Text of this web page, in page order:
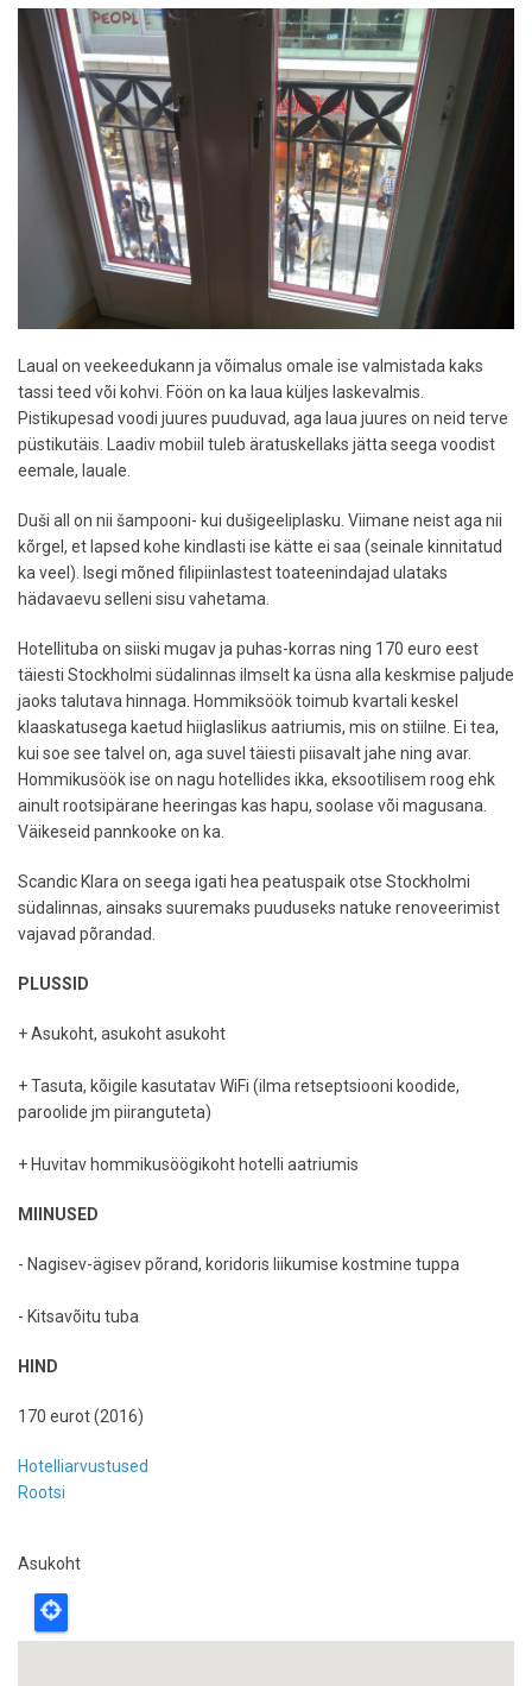
Laual on veekeedukann ja võimalus omale ise valmistada kaks
tassi teed või kohvi. Föön on ka laua küljes laskevalmis.
Pistikupesad voodi juures puuduvad, aga laua juures on neid terve
püstikutäis. Laadiv mobiil tuleb äratuskellaks jätta seega voodist
eemale, lauale.
Duši all on nii šampooni- kui dušigeeliplasku. Viimane neist aga nii
kõrgel, et lapsed kohe kindlasti ise kätte ei saa (seinale kinnitatud
ka veel). Isegi mõned filipiinlastest toateenindajad ulataks
hädavaevu selleni sisu vahetama.
Hotellituba on siiski mugav ja puhas-korras ning 170 euro eest
täiesti Stockholmi südalinnas ilmselt ka üsna alla keskmise paljude
jaoks talutava hinnaga. Hommiksöök toimub kvartali keskel
klaaskatusega kaetud hiiglaslikus aatriumis, mis on stiilne. Ei tea,
kui soe see talvel on, aga suvel täiesti piisavalt jahe ning avar.
Hommikusöök ise on nagu hotellides ikka, eksootilisem roog ehk
ainult rootsipärane heeringas kas hapu, soolase või magusana.
Väikeseid pannkooke on ka.
Scandic Klara on seega igati hea peatuspaik otse Stockholmi
südalinnas, ainsaks suuremaks puuduseks natuke renoveerimist
vajavad põrandad.
PLUSSID
+ Asukoht, asukoht asukoht
+ Tasuta, kõigile kasutatav WiFi (ilma retseptsiooni koodide,
paroolide jm piiranguteta)
+ Huvitav hommikusöögikoht hotelli aatriumis
MIINUSED
- Nagisev-ägisev põrand, koridoris liikumise kostmine tuppa
- Kitsavõitu tuba
HIND
170 eurot (2016)
Hotelliarvustused
Rootsi
Asukoht